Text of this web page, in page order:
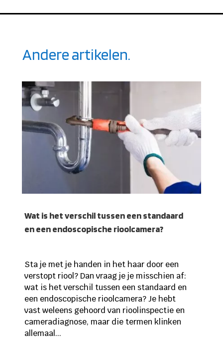
Andere artikelen.
Wat is het verschil tussen een standaard
en een endoscopische rioolcamera?
Sta je met je handen in het haar door een
verstopt riool? Dan vraag je je misschien af:
wat is het verschil tussen een standaard en
een endoscopische rioolcamera? Je hebt
vast weleens gehoord van rioolinspectie en
cameradiagnose, maar die termen klinken
allemaal...